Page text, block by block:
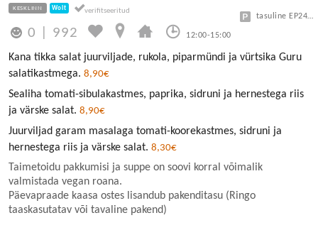
KESKLINN Wolt
0 992 12:00-15:00
tasuline EP24 või Vanalinn
Kana tikka salat juurviljade, rukola, piparmündi ja vürtsika Guru
salatikastmega. 8,90€
Sealiha tomati-sibulakastmes, paprika, sidruni ja hernestega riis
ja värske salat. 8,90€
Juurviljad garam masalaga tomati-koorekastmes, sidruni ja
hernestega riis ja värske salat. 8,30€
Taimetoidu pakkumisi ja suppe on soovi korral võimalik
valmistada vegan roana.
Päevapraade kaasa ostes lisandub pakenditasu (Ringo
taaskasutatav või tavaline pakend)